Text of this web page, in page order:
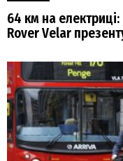
64 км на
Rover Velar